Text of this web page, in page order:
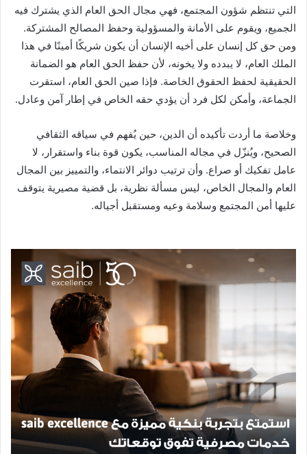
التي تنتظم شؤون المجتمع، فهي مجال الحق العام الذي يشترك فيه
الجميع، ويقوم على الأمانة والمسؤولية وحفظ المصالح المشتركة.
ومن حق كل إنسان على أخيه الإنسان أن يكون شريكًا أمينًا في هذا
الملك العام، لا يبدده ولا يخونه، لأن حفظ الحق العام هو الضمانة
الحقيقية لحفظ الحقوق الخاصة. فإذا صين الحق العام، استقرت
الجماعة، وأمكن لكل فرد أن يؤدي حقه الخاص في إطار آمن وعادل.
وخلاصة ما أردت تأكيده أن الدين، حين يُفهم في سياقه الثقافي
الصحيح، ويُنزّل في مجاله المناسب، يكون قوة بناء واستقرار، لا
عامل تفكيك أو صراع. وأن ترتيب دوائر الانتماء، والتمييز بين المجال
العام والمجال الخاص، ليس مسألة نظرية، بل قضية مصيرية يتوقف
عليها أمن المجتمع وسلامة وعيه ومستقبل أجياله.